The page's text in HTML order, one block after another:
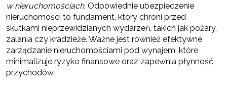
w nieruchomościach. Odpowiednie ubezpieczenie
nieruchomości to fundament, który chroni przed
skutkami nieprzewidzianych wydarzeń, takich jak pożary,
zalania czy kradzieże. Ważne jest również efektywne
zarządzanie nieruchomościami pod wynajem, które
minimalizuje ryzyko finansowe oraz zapewnia płynność
przychodów.